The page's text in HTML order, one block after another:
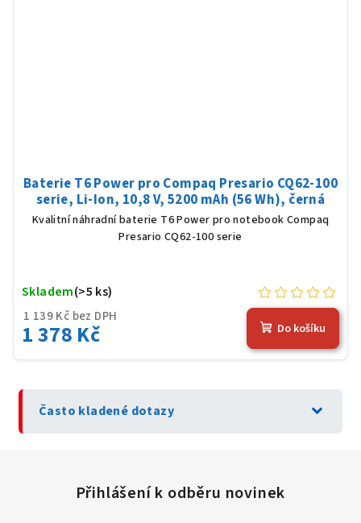
Baterie T6 Power pro Compaq Presario CQ62-100
serie, Li-Ion, 10,8 V, 5200 mAh (56 Wh), černá
Kvalitní náhradní baterie T6 Power pro notebook Compaq
Presario CQ62-100 serie
1 139 Kč bez DPH
1 378 Kč
Skladem(>5 ks)
Do košíku
Často kladené dotazy expand_more